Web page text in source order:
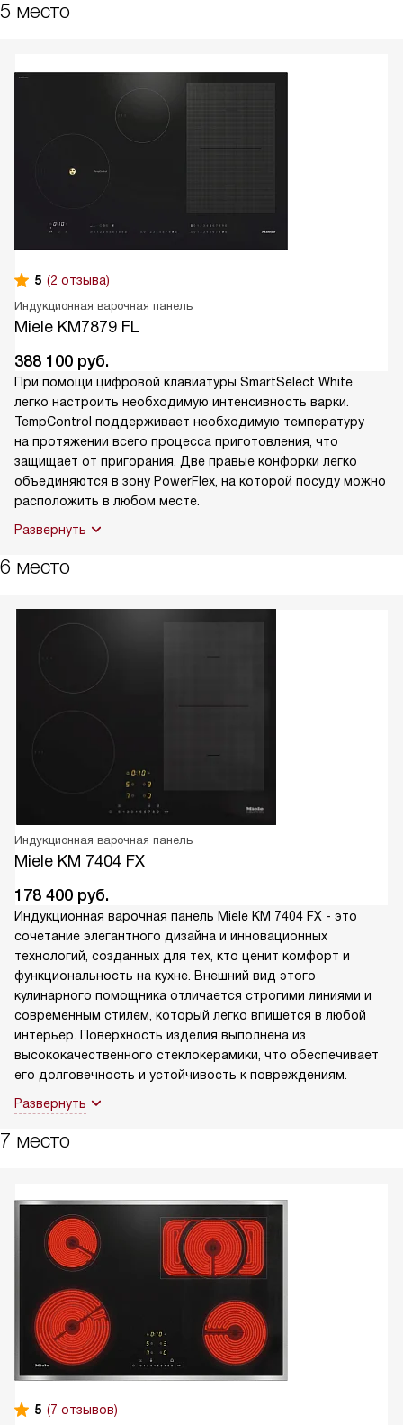
5 место
5 (2 отзыва)
Индукционная варочная панель
Miele KM7879 FL
388 100 руб.
При помощи цифровой клавиатуры SmartSelect White
легко настроить необходимую интенсивность варки.
TempControl поддерживает необходимую температуру
на протяжении всего процесса приготовления, что
защищает от пригорания. Две правые конфорки легко
объединяются в зону PowerFlex, на которой посуду можно
расположить в любом месте.
Развернуть
6 место
Индукционная варочная панель
Miele KM 7404 FX
178 400 руб.
Индукционная варочная панель Miele KM 7404 FX - это
сочетание элегантного дизайна и инновационных
технологий, созданных для тех, кто ценит комфорт и
функциональность на кухне. Внешний вид этого
кулинарного помощника отличается строгими линиями и
современным стилем, который легко впишется в любой
интерьер. Поверхность изделия выполнена из
высококачественного стеклокерамики, что обеспечивает
его долговечность и устойчивость к повреждениям.
Развернуть
7 место
5 (7 отзывов)